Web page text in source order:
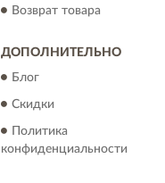
Возврат товара
ДОПОЛНИТЕЛЬНО
Блог
Скидки
Политика
конфиденциальности